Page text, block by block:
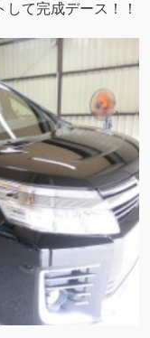
て完成デース！！